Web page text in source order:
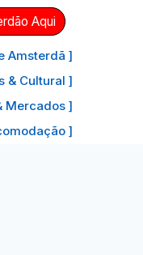
Aqui
Amsterdã ]
& Cultural ]
Mercados ]
]